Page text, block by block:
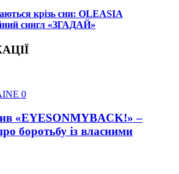
крізь сни: OLEASIA
сингл «ЗГАДАЙ»
0
«EYESONMYBACK!» –
боротьбу із власними